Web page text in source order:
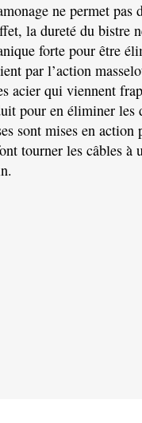
ne permet pas
la dureté du bistre
forte pour être
par l’action
acier qui viennent
pour en éliminer les
sont mises en
tourner les câbles à